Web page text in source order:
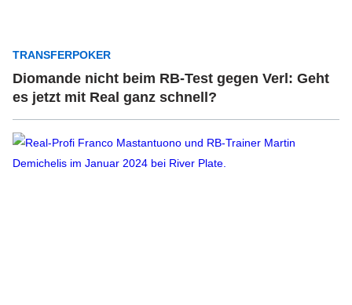
TRANSFERPOKER
Diomande nicht beim RB-Test gegen Verl: Geht
es jetzt mit Real ganz schnell?